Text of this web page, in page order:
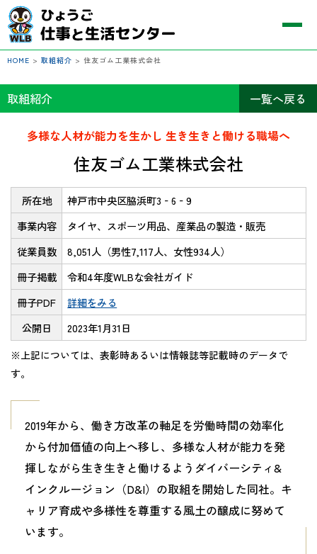
HOME > 取組紹介 > 住友ゴム工業株式会社
取組紹介 一覧へ戻る
多様な人材が能力を生かし 生き生きと働ける職場へ
住友ゴム工業株式会社
所在地
神戸市中央区脇浜町3‐6‐9
事業内容
タイヤ、スポーツ用品、産業品の製造・販売
従業員数
8,051人（男性7,117人、女性934人）
冊子掲載
令和4年度WLBな会社ガイド
冊子PDF
詳細をみる
公開日
2023年1月31日
※上記については、表彰時あるいは情報誌等記載時のデータで
す。
2019年から、働き方改革の軸足を労働時間の効率化
から付加価値の向上へ移し、多様な人材が能力を発
揮しながら生き生きと働けるようダイバーシティ&
インクルージョン（D&I）の取組を開始した同社。キ
ャリア育成や多様性を尊重する風土の醸成に努めて
います。